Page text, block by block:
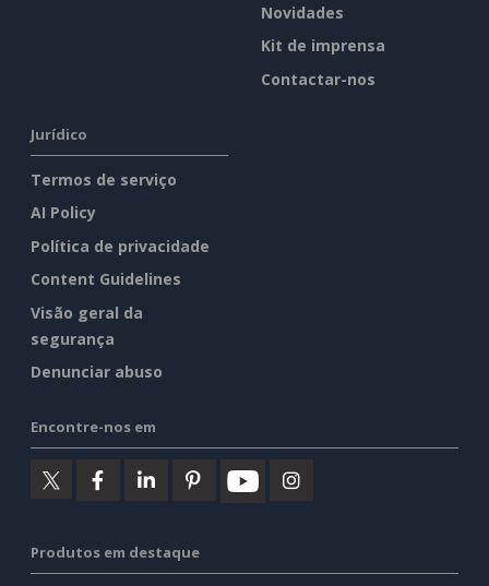
Novidades
Kit de imprensa
Contactar-nos
Jurídico
Termos de serviço
AI Policy
Política de privacidade
Content Guidelines
Visão geral da
segurança
Denunciar abuso
Encontre-nos em
Produtos em destaque